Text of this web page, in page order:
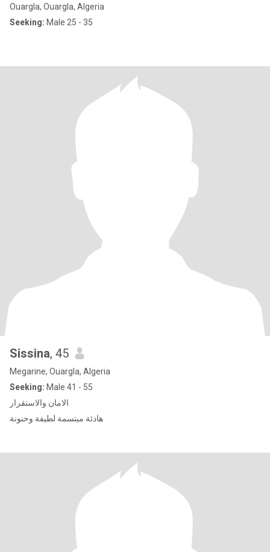
Ouargla, Ouargla, Algeria
Seeking: Male 25 - 35
Sissina, 45
Megarine, Ouargla, Algeria
Seeking: Male 41 - 55
الامان والاستقرار
هادئة مبتسمة لطيفة وحنونة